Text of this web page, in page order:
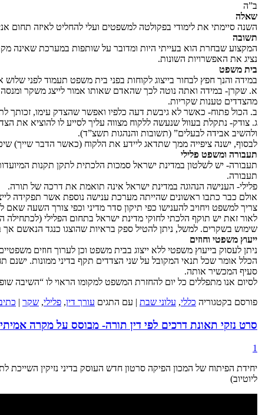
ב”ה
שאלה
השנה סיימתי את לימודי בפקולטה למשפטים ועלי להחליט לאיזה תחום
תשובה
המקצוע שבחרת הוא בעייתי היות ומדובר על שותפות במערכת שאינה
נציג את האפשרויות השונות.
בית משפט
במידה והנך חפץ לבחור בייצוג לקוחות בפני בית משפט תעמוד לפני שלוש
א. שקרן- במידה ואתה נוטה לכך שהאדם שאותו אמור לייצג משקר
מהצדדים טענות שקריות.
ב. הכול פתוח- כאשר לא גיבשת דעה כלפיו ואפשר שהצדק עימו, זכותך
ג. צודק- נתקלת בעוול שנעשה ללקוח מצווה עליך לסייע לו להוציא את
ולהשיב אבידה לבעלים” (תשובות והנהגות תשצ”ד).
לבסוף, ישנה ציפייה ממך שתדאג ליידע את הלקוח (כאשר הדבר שייך)
תעבורה ומשפט פלילי
תעבורה- יש לשלטון במדינת ישראל סמכות הלכתית לתקן תקנות
תעבורה.
פלילי- הענישה הנהוגה במדינת ישראל אינה תואמת את דרכה של תורה.
אולם כבר כתבו ראשונים שהייתה מערכת ענישה נוספת אשר תפקידה
צריך למשפט ויחויב להענישו כפי תיקון סדר מדיני וכפי צורך השעה
לאור זאת יש תוקף הלכתי לחוקי מדינת ישראל בתחום הפלילי
שימוש בשקרים. למשל, ניתן להטיל ספק בראיות שהוצגו כנגד הנאשם
ייעוץ משפטי וחוזים
ניתן לעסוק בייעוץ משפטי ללא ייצוג בבית משפט וכן לערוך חוזים
הכלל אומר שכל תנאי המקובל על שני הצדדים תקף בדיני ממונות.
סעיף המכשיר אותה.
לסיום אנו מתפללים כל יום להחזרת המשפט למקומו הראוי לו “השיבה
פורסם בקטגוריה כללי, עלוני שבת עם התגים עורך דין, פלילי, שקר
סרט נזקי תאונת דרכים לפי דין תורה- מבוסס על מקרה אמיתי
1
יחידת הפיתוח של המכון הפיקה סרטון חדש העוסק בדיני נזיקין השייכת
ליוטיוב)